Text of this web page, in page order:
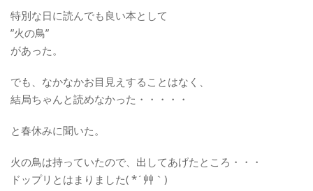
特別な日に読んでも良い本として
”火の鳥”
があった。
でも、なかなかお目見えすることはなく、
結局ちゃんと読めなかった・・・・・
と春休みに聞いた。
火の鳥は持っていたので、出してあげたところ・・・
ドップリとはまりました( *´艸｀)